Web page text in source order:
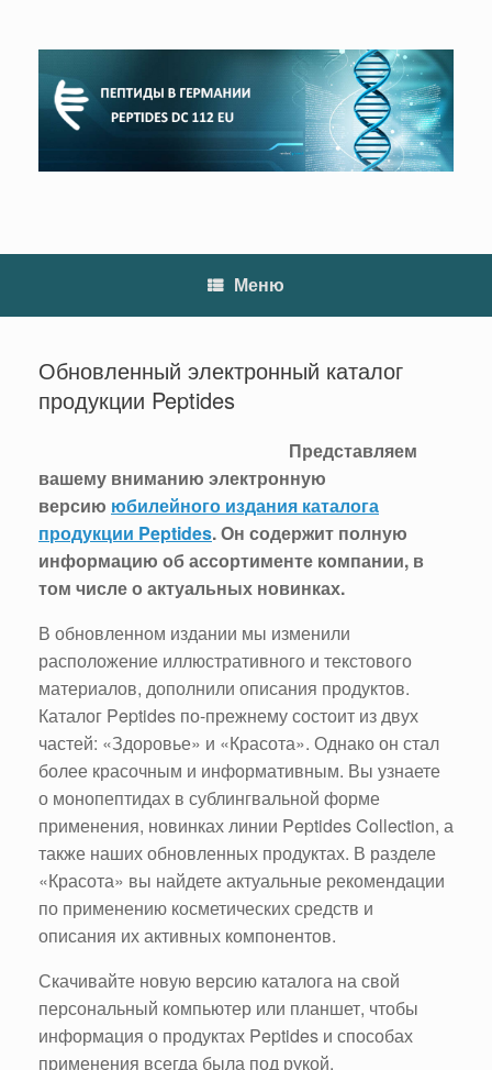
содержанию
Меню
Обновленный электронный каталог
продукции Peptides
Представляем
вашему вниманию электронную
версию юбилейного издания каталога
продукции Peptides. Он содержит полную
информацию об ассортименте компании, в
том числе о актуальных новинках.
В обновленном издании мы изменили
расположение иллюстративного и текстового
материалов, дополнили описания продуктов.
Каталог Peptides по-прежнему состоит из двух
частей: «Здоровье» и «Красота». Однако он стал
более красочным и информативным. Вы узнаете
о монопептидах в сублингвальной форме
применения, новинках линии Peptides Collection, а
также наших обновленных продуктах. В разделе
«Красота» вы найдете актуальные рекомендации
по применению косметических средств и
описания их активных компонентов.
Скачивайте новую версию каталога на свой
персональный компьютер или планшет, чтобы
информация о продуктах Peptides и способах
применения всегда была под рукой.